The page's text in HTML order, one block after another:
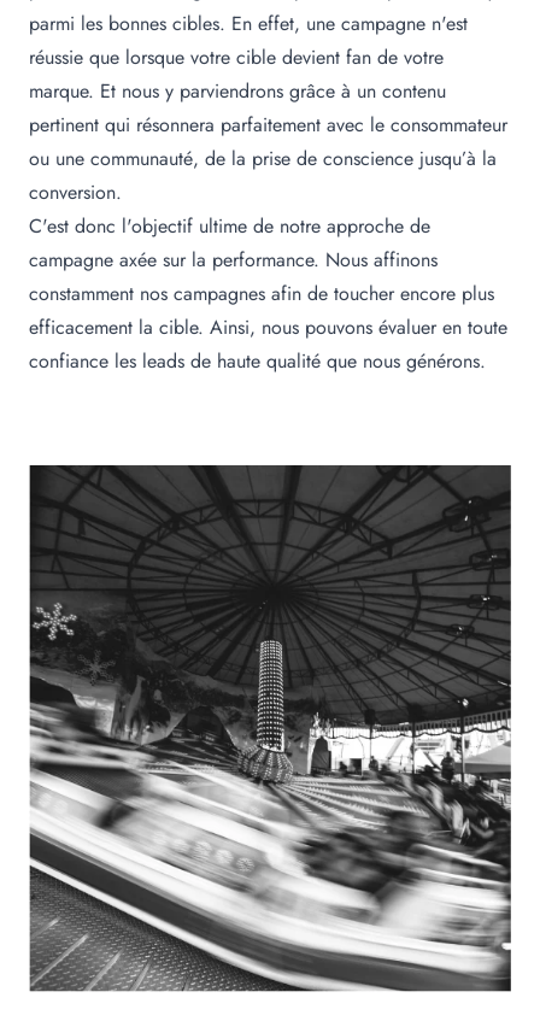
parmi les bonnes cibles. En effet, une campagne n'est
réussie que lorsque votre cible devient fan de votre
marque. Et nous y parviendrons grâce à un contenu
pertinent qui résonnera parfaitement avec le consommateur
ou une communauté, de la prise de conscience jusqu’à la
conversion.
C'est donc l'objectif ultime de notre approche de
campagne axée sur la performance. Nous affinons
constamment nos campagnes afin de toucher encore plus
efficacement la cible. Ainsi, nous pouvons évaluer en toute
confiance les leads de haute qualité que nous générons.